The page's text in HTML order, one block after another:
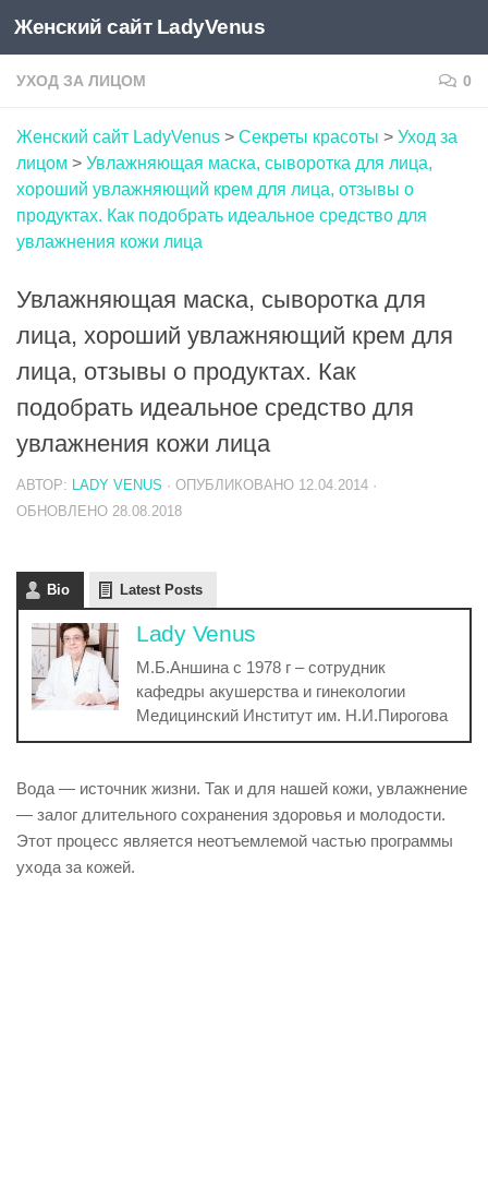
Skip to content
Женский сайт LadyVenus
УХОД ЗА ЛИЦОМ 0
Женский сайт LadyVenus > Секреты красоты > Уход за
лицом > Увлажняющая маска, сыворотка для лица,
хороший увлажняющий крем для лица, отзывы о
продуктах. Как подобрать идеальное средство для
увлажнения кожи лица
Увлажняющая маска, сыворотка для
лица, хороший увлажняющий крем для
лица, отзывы о продуктах. Как
подобрать идеальное средство для
увлажнения кожи лица
АВТОР: LADY VENUS · ОПУБЛИКОВАНО 12.04.2014 ·
ОБНОВЛЕНО 28.08.2018
Bio Latest Posts
Lady Venus
М.Б.Аншина с 1978 г – сотрудник
кафедры акушерства и гинекологии
Медицинский Институт им. Н.И.Пирогова
Вода — источник жизни. Так и для нашей кожи, увлажнение
— залог длительного сохранения здоровья и молодости.
Этот процесс является неотъемлемой частью программы
ухода за кожей.